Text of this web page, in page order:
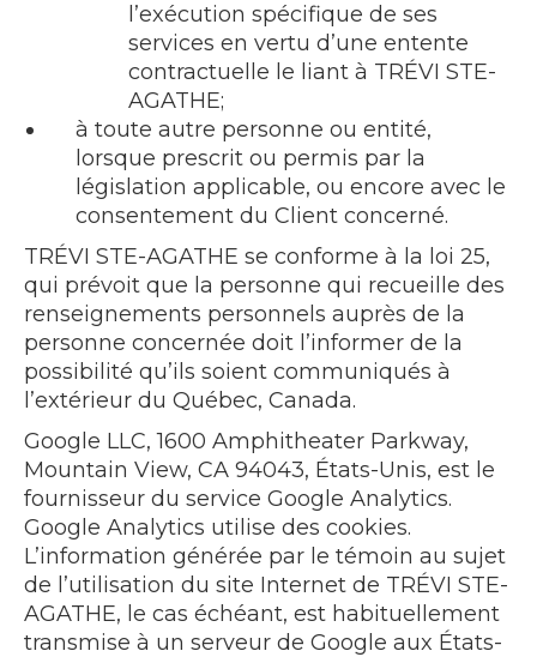
l’exécution spécifique de ses
services en vertu d’une entente
contractuelle le liant à TRÉVI STE-
AGATHE;
à toute autre personne ou entité,
lorsque prescrit ou permis par la
législation applicable, ou encore avec le
consentement du Client concerné.
TRÉVI STE-AGATHE se conforme à la loi 25,
qui prévoit que la personne qui recueille des
renseignements personnels auprès de la
personne concernée doit l’informer de la
possibilité qu’ils soient communiqués à
l’extérieur du Québec, Canada.
Google LLC, 1600 Amphitheater Parkway,
Mountain View, CA 94043, États-Unis, est le
fournisseur du service Google Analytics.
Google Analytics utilise des cookies.
L’information générée par le témoin au sujet
de l’utilisation du site Internet de TRÉVI STE-
AGATHE, le cas échéant, est habituellement
transmise à un serveur de Google aux États-